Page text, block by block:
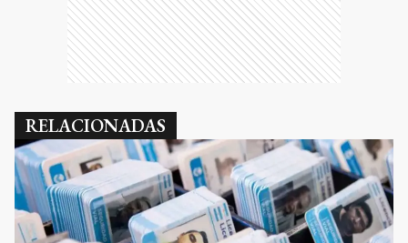
RELACIONADAS